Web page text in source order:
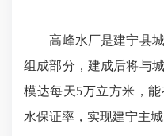
高峰水厂是建宁县城
组成部分，建成后将与
模达每天5万立方米，
水保证率，实现建宁主